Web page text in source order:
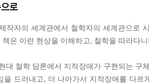
로
작자의 세계관에서 철학자의 세계관으로
책은 이런 현상을 이해하고, 철학을 따라다
대 철학 담론에서 지적장애가 구현되는 구
을 드러내고, 더 나아가서 지적장애를 다